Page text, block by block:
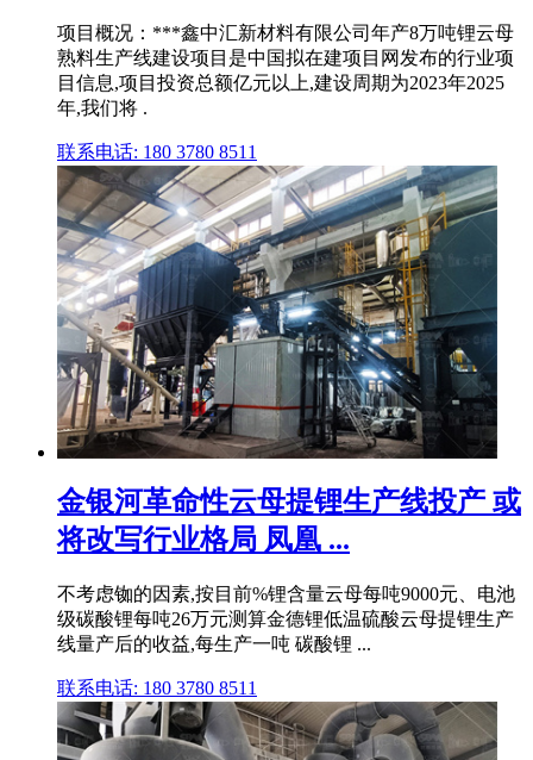
项目概况：***鑫中汇新材料有限公司年产8万吨锂云母
熟料生产线建设项目是中国拟在建项目网发布的行业项
目信息,项目投资总额亿元以上,建设周期为2023年2025
年,我们将 .
联系电话: 180 3780 8511
金银河革命性云母提锂生产线投产 或
将改写行业格局 凤凰 ...
不考虑铷的因素,按目前%锂含量云母每吨9000元、电池
级碳酸锂每吨26万元测算金德锂低温硫酸云母提锂生产
线量产后的收益,每生产一吨 碳酸锂 ...
联系电话: 180 3780 8511